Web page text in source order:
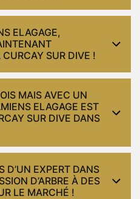
ELAGAGE,
SUR DIVE !
MAIS AVEC UN
ELAGAGE EST
SUR DIVE DANS
D’UN EXPERT DANS
D’ARBRE À DES
LE MARCHÉ !